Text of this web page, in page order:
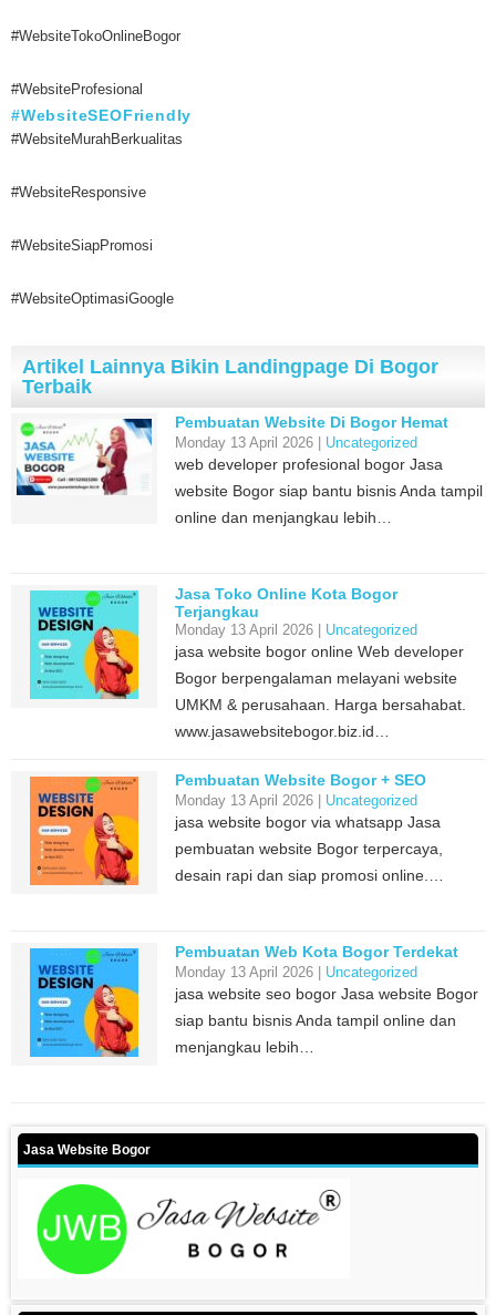
#WebsiteTokoOnlineBogor
#WebsiteProfesional
#WebsiteSEOFriendly
#WebsiteMurahBerkualitas
#WebsiteResponsive
#WebsiteSiapPromosi
#WebsiteOptimasiGoogle
Artikel Lainnya Bikin Landingpage Di Bogor
Terbaik
Pembuatan Website Di Bogor Hemat
Monday 13 April 2026 | Uncategorized
web developer profesional bogor Jasa
website Bogor siap bantu bisnis Anda tampil
online dan menjangkau lebih…
Jasa Toko Online Kota Bogor
Terjangkau
Monday 13 April 2026 | Uncategorized
jasa website bogor online Web developer
Bogor berpengalaman melayani website
UMKM & perusahaan. Harga bersahabat.
www.jasawebsitebogor.biz.id…
Pembuatan Website Bogor + SEO
Monday 13 April 2026 | Uncategorized
jasa website bogor via whatsapp Jasa
pembuatan website Bogor terpercaya,
desain rapi dan siap promosi online.…
Pembuatan Web Kota Bogor Terdekat
Monday 13 April 2026 | Uncategorized
jasa website seo bogor Jasa website Bogor
siap bantu bisnis Anda tampil online dan
menjangkau lebih…
Jasa Website Bogor